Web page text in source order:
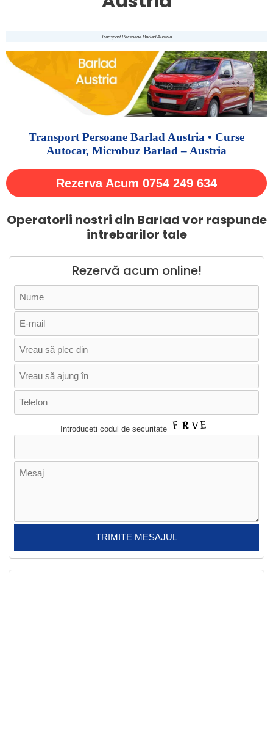
Transport Persoane Barlad Austria
Transport Persoane Barlad Austria • Curse
Autocar, Microbuz Barlad – Austria
Rezerva Acum 0754 249 634
Operatorii nostri din Barlad vor raspunde
intrebarilor tale
Rezervă acum online!
Introduceti codul de securitate